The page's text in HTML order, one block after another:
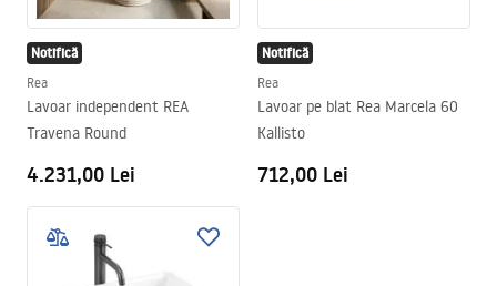
Notifică
Rea
Lavoar independent REA
Travena Round
4.231,00 Lei
Notifică
Rea
Lavoar pe blat Rea Marcela 60
Kallisto
712,00 Lei